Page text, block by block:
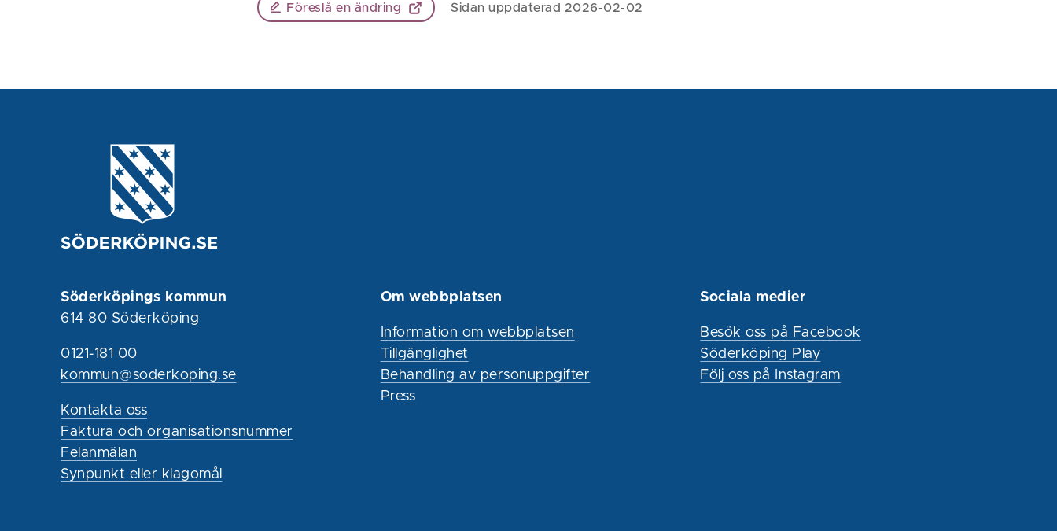
Föreslå en ändring Sidan uppdaterad 2026-02-02
Söderköpings kommun
614 80 Söderköping
0121-181 00
kommun@soderkoping.se
Kontakta oss
Faktura och organisationsnummer
Felanmälan
Synpunkt eller klagomål
Om webbplatsen
Information om webbplatsen
Tillgänglighet
Behandling av personuppgifter
Press
Sociala medier
Besök oss på Facebook
Söderköping Play
Följ oss på Instagram